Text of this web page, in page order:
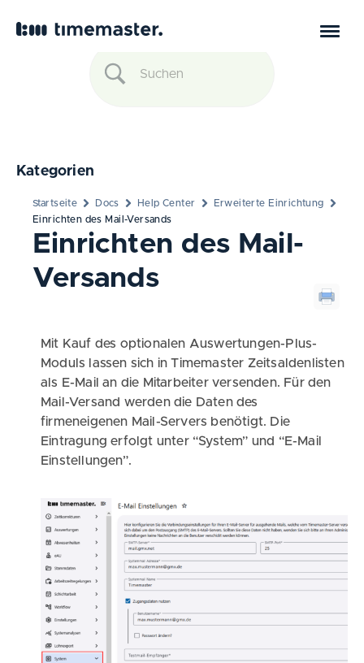
Kategorien
Startseite Docs Help Center
Erweiterte Einrichtung
Einrichten des Mail-Versands
Einrichten des Mail-
Versands
Mit Kauf des optionalen Auswertungen-Plus-
Moduls lassen sich in Timemaster Zeitsaldenlisten
als E-Mail an die Mitarbeiter versenden. Für den
Mail-Versand werden die Daten des
firmeneigenen Mail-Servers benötigt. Die
Eintragung erfolgt unter “System” und “E-Mail
Einstellungen”.